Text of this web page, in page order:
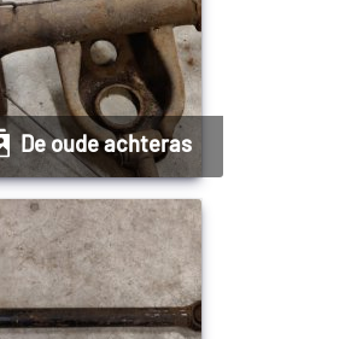
De oude achteras